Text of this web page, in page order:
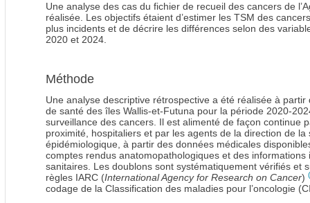
Une analyse des cas du fichier de recueil des cancers de
réalisée. Les objectifs étaient d’estimer les TSM des
plus incidents et de décrire les différences selon des
2020 et 2024.
Méthode
Une analyse descriptive rétrospective a été réalisée à
de santé des îles Wallis-et-Futuna pour la période 2020-
surveillance des cancers. Il est alimenté de façon continue
proximité, hospitaliers et par les agents de la direction de
épidémiologique, à partir des données médicales
comptes rendus anatomopathologiques et des
sanitaires. Les doublons sont systématiquement vérifiés et
règles IARC (International Agency for Research on Cancer)
codage de la Classification des maladies pour l’oncologie